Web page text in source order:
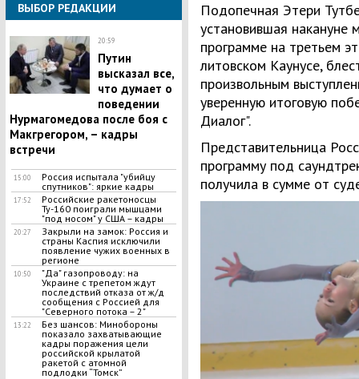
ВЫБОР РЕДАКЦИИ
20:59
Путин
высказал все,
что думает о
поведении
Нурмагомедова после боя с
Макгрегором, – кадры
встречи
15:00
Россия испытала "убийцу
спутников": яркие кадры
17:52
Российские ракетоносцы
Ту-160 поиграли мышцами
"под носом" у США – кадры
20:27
Закрыли на замок: Россия и
страны Каспия исключили
появление чужих военных в
регионе
10:50
"Да" газопроводу: на
Украине с трепетом ждут
последствий отказа от ж/д
сообщения с Россией для
"Северного потока – 2"
13:22
Без шансов: Минобороны
показало захватывающие
кадры поражения цели
российской крылатой
ракетой с атомной
подлодки “Томск”
Подопечная Этери
установившая накануне
программе на третьем
литовском Каунусе,
произвольным
уверенную итоговую
Диалог".
Представительница
программу под
получила в сумме от